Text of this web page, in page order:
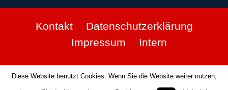
Kontakt
Datenschutzerklärung
Impressum
Intern
© Copyright by FFW Sonnen. Alle Rechte
Diese Website benutzt Cookies. Wenn Sie die Website weiter nutzen,